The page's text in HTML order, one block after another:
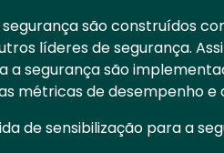
são construídos
líderes de segurança.
a segurança são
métricas de desempenho e
de sensibilização para a